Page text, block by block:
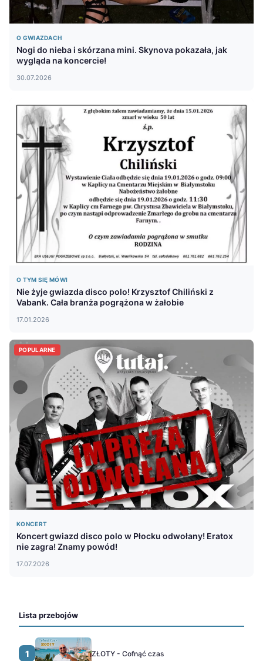
O GWIAZDACH
Nogi do nieba i skórzana mini. Skynova pokazała, jak
wygląda na koncercie!
30.07.2026
O TYM SIĘ MÓWI
Nie żyje gwiazda disco polo! Krzysztof Chiliński z
Vabank. Cała branża pogrążona w żałobie
17.01.2026
POPULARNE
KONCERT
Koncert gwiazd disco polo w Płocku odwołany! Eratox
nie zagra! Znamy powód!
17.07.2026
Lista przebojów
1 ZŁOTY - Cofnąć czas